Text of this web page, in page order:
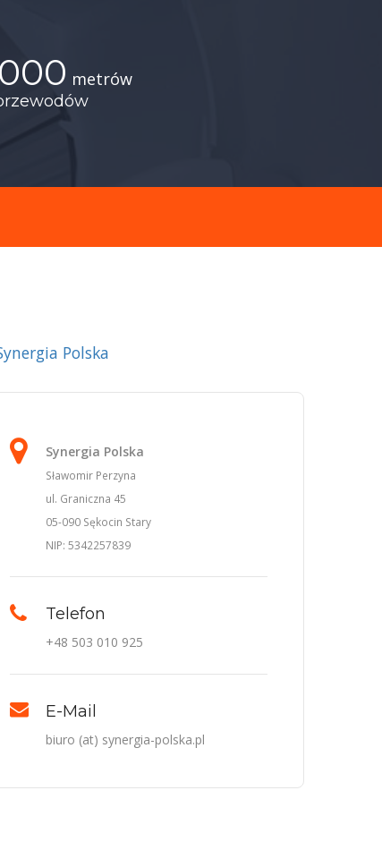
metrów
Polska
Synergia Polska
Sławomir Perzyna
ul. Graniczna 45
05-090 Sękocin Stary
NIP: 5342257839
Telefon
+48 503 010 925
E-Mail
biuro (at) synergia-polska.pl